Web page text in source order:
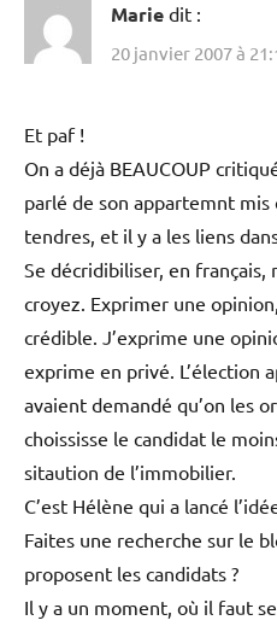
Marie dit :
20 janvier 2007 à
Et paf !
On a déjà BEAUCOUP
parlé de son appartemnt mis
tendres, et il y a les liens
Se décridibiliser, en français,
croyez. Exprimer une
crédible. J’exprime une
exprime en privé. L’élection
avaient demandé qu’on les
choississe le candidat le
sitaution de l’immobilier.
C’est Hélène qui a lancé
Faites une recherche sur le
proposent les candidats ?
Il y a un moment, où il faut